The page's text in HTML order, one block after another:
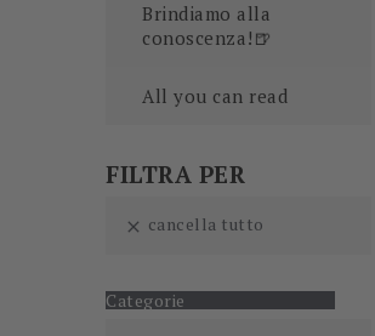
Brindiamo alla
conoscenza!🍺
All you can read
FILTRA PER
 cancella tutto
Categorie